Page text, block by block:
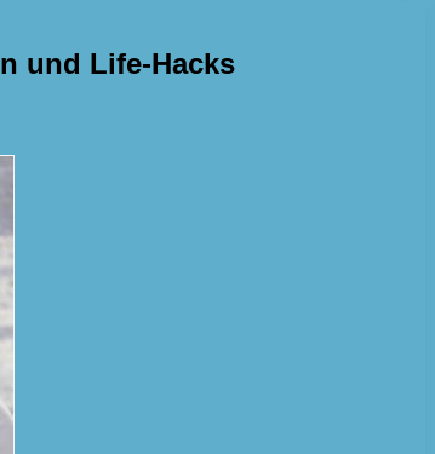
und Life-Hacks